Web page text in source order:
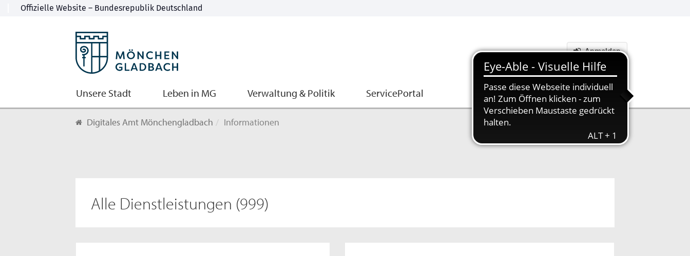
Anmelden
Unsere Stadt Leben in MG Verwaltung & Politik ServicePortal
Digitales Amt Mönchengladbach Informationen
Alle Dienstleistungen (999)